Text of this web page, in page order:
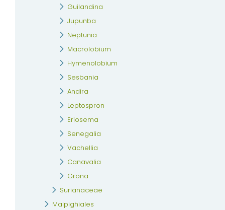
Guilandina
Jupunba
Neptunia
Macrolobium
Hymenolobium
Sesbania
Andira
Leptospron
Eriosema
Senegalia
Vachellia
Canavalia
Grona
Surianaceae
Malpighiales